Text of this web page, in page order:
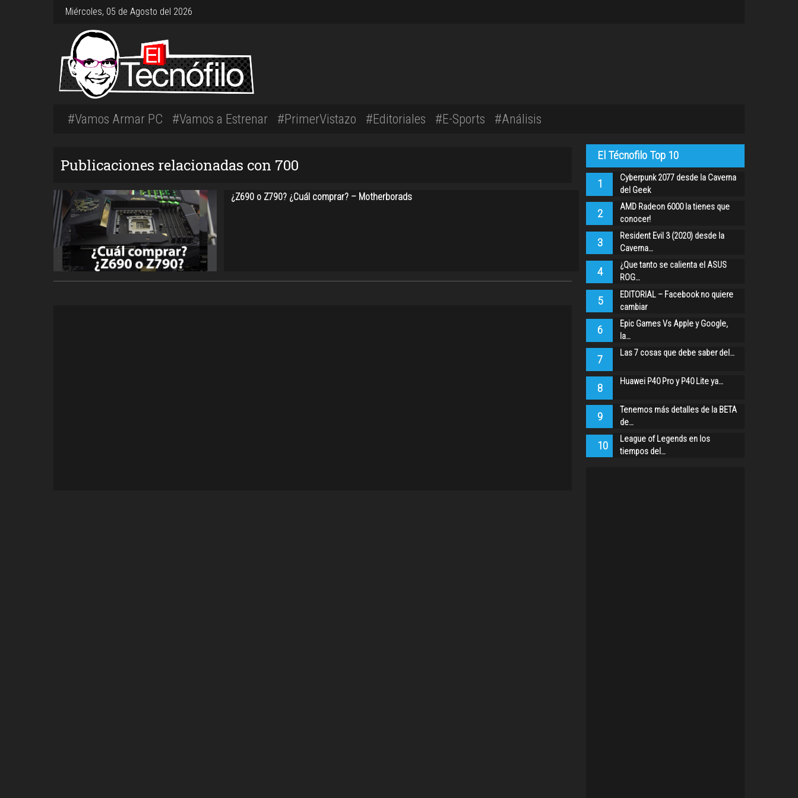
Miércoles, 05 de Agosto del 2026
#Vamos Armar PC #Vamos a Estrenar #PrimerVistazo #Editoriales #E-Sports #Análisis
Publicaciones relacionadas con 700
¿Z690 o Z790? ¿Cuál comprar? – Motherborads
El Técnofilo Top 10
1
Cyberpunk 2077 desde la Caverna
del Geek
2
AMD Radeon 6000 la tienes que
conocer!
3
Resident Evil 3 (2020) desde la
Caverna…
4
¿Que tanto se calienta el ASUS
ROG…
5
EDITORIAL – Facebook no quiere
cambiar
6
Epic Games Vs Apple y Google,
la…
7 Las 7 cosas que debe saber del…
8 Huawei P40 Pro y P40 Lite ya…
9
Tenemos más detalles de la BETA
de…
10
League of Legends en los
tiempos del…